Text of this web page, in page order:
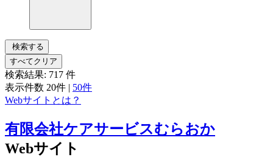
検索する
すべてクリア
検索結果: 717 件
表示件数 20件 | 50件
Webサイトとは？
有限会社ケアサービスむらおか
Webサイト